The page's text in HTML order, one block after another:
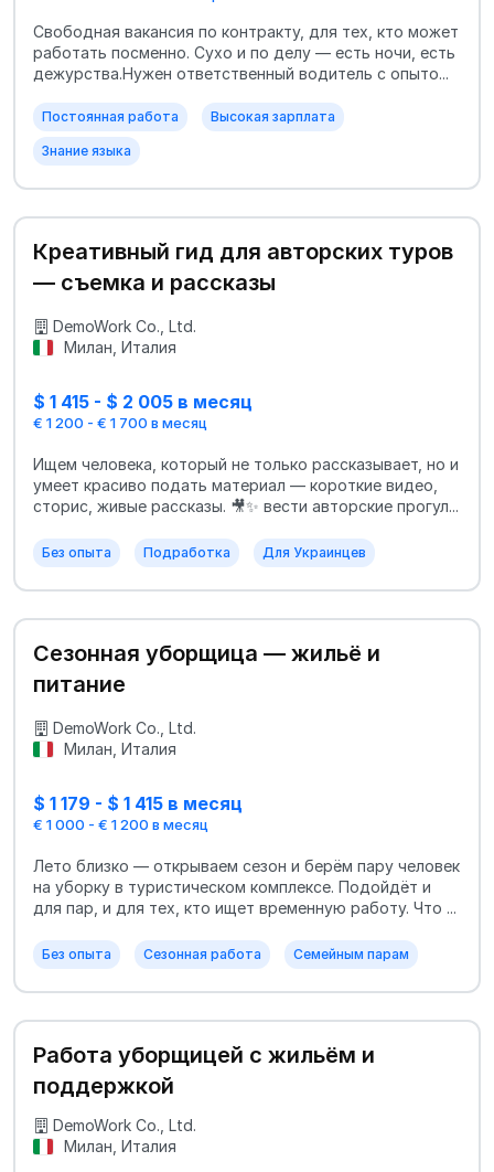
Свободная вакансия по контракту, для тех, кто может
работать посменно. Сухо и по делу — есть ночи, есть
дежурства.Нужен ответственный водитель с опыто...
Постоянная работа Высокая зарплата
Знание языка
Креативный гид для авторских туров
— съемка и рассказы
DemoWork Co., Ltd.
Милан, Италия
$ 1 415 - $ 2 005 в месяц
€ 1 200 - € 1 700 в месяц
Ищем человека, который не только рассказывает, но и
умеет красиво подать материал — короткие видео,
сторис, живые рассказы. 🎥✨ вести авторские прогул...
Без опыта Подработка Для Украинцев
Сезонная уборщица — жильё и
питание
DemoWork Co., Ltd.
Милан, Италия
$ 1 179 - $ 1 415 в месяц
€ 1 000 - € 1 200 в месяц
Лето близко — открываем сезон и берём пару человек
на уборку в туристическом комплексе. Подойдёт и
для пар, и для тех, кто ищет временную работу. Что ...
Без опыта Сезонная работа Семейным парам
Работа уборщицей с жильём и
поддержкой
DemoWork Co., Ltd.
Милан, Италия